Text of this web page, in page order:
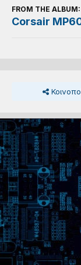
FROM THE ALBUM:
Corsair